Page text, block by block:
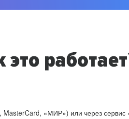
это
MasterCard, «МИР») или через